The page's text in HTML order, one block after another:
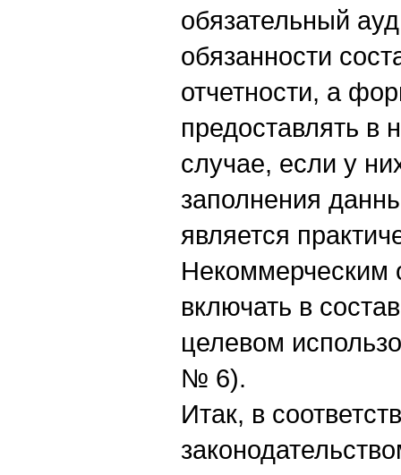
обязательный
обязанности
отчетности, а
предоставлять в
случае, если у
заполнения
является
Некоммерческим
включать в
целевом
№ 6).
Итак, в